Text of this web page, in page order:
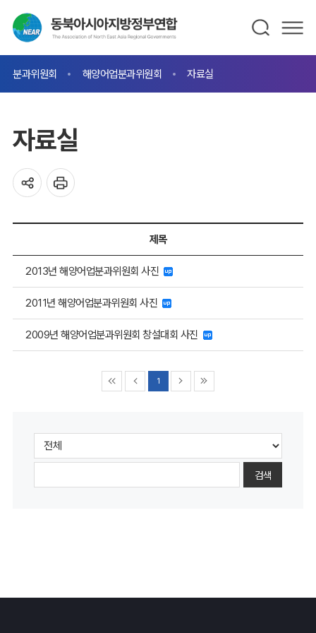
분과위원회 해양어업분과위원회 자료실
자료실
제목
2013년 해양어업분과위원회 사진
2011년 해양어업분과위원회 사진
2009년 해양어업분과위원회 창설대회 사진
1
검색